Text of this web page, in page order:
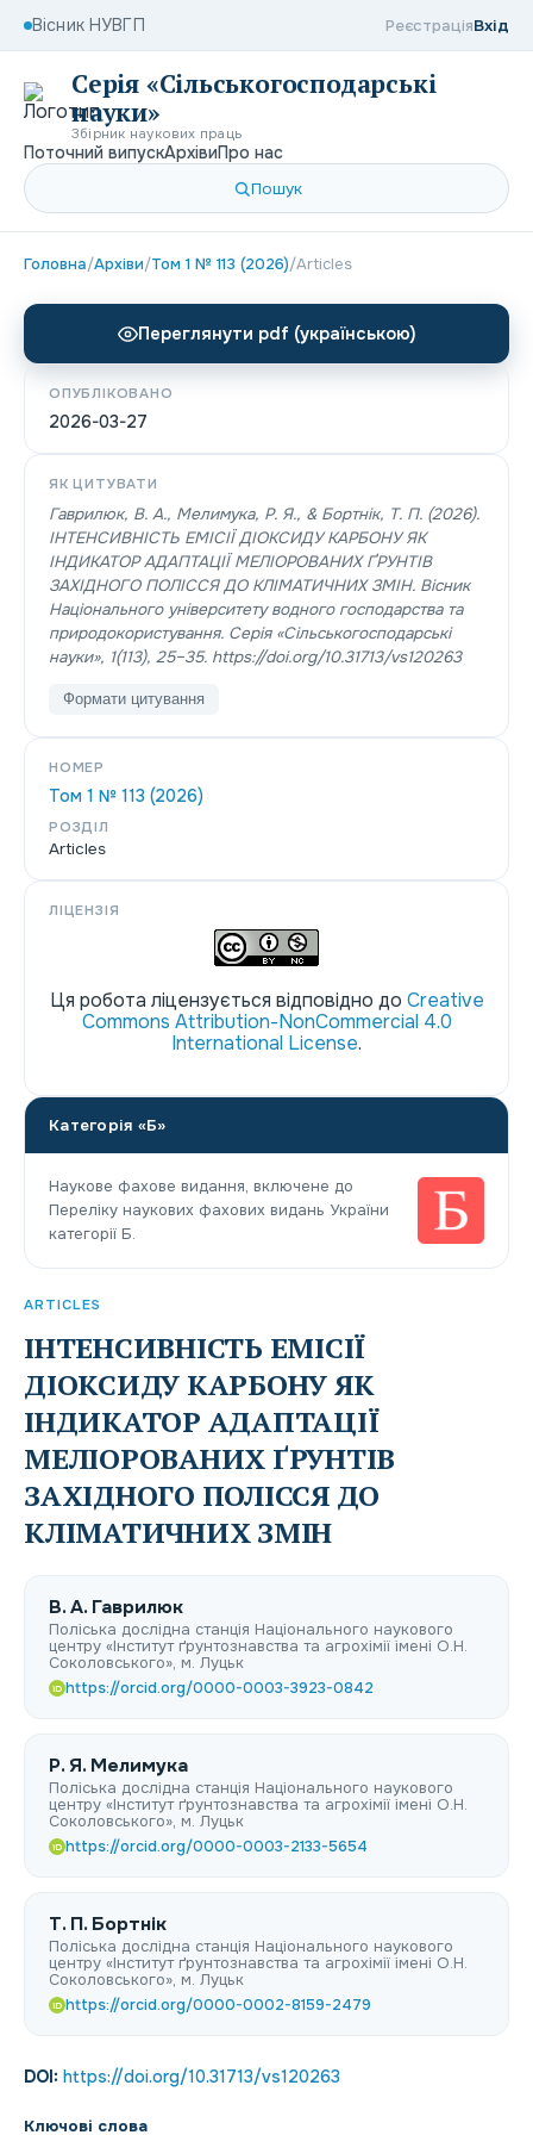
Вісник НУВГП РеєстраціяВхід
Серія «Сільськогосподарські
науки»
Збірник наукових праць
Поточний випускАрхівиПро нас
Пошук
Головна/Архіви/Том 1 № 113 (2026)/Articles
ARTICLES
ІНТЕНСИВНІСТЬ ЕМІСІЇ
ДІОКСИДУ КАРБОНУ ЯК
ІНДИКАТОР АДАПТАЦІЇ
МЕЛІОРОВАНИХ ҐРУНТІВ
ЗАХІДНОГО ПОЛІССЯ ДО
КЛІМАТИЧНИХ ЗМІН
В. А. Гаврилюк
Поліська дослідна станція Національного наукового
центру «Інститут ґрунтознавства та агрохімії імені О.Н.
Соколовського», м. Луцьк
iD https://orcid.org/0000-0003-3923-0842
Р. Я. Мелимука
Поліська дослідна станція Національного наукового
центру «Інститут ґрунтознавства та агрохімії імені О.Н.
Соколовського», м. Луцьк
iD https://orcid.org/0000-0003-2133-5654
Т. П. Бортнік
Поліська дослідна станція Національного наукового
центру «Інститут ґрунтознавства та агрохімії імені О.Н.
Соколовського», м. Луцьк
iD https://orcid.org/0000-0002-8159-2479
DOI: https://doi.org/10.31713/vs120263
Ключові слова
Переглянути pdf (українською)
ОПУБЛІКОВАНО
2026-03-27
ЯК ЦИТУВАТИ
Гаврилюк, В. А., Мелимука, Р. Я., & Бортнік, Т. П. (2026).
ІНТЕНСИВНІСТЬ ЕМІСІЇ ДІОКСИДУ КАРБОНУ ЯК
ІНДИКАТОР АДАПТАЦІЇ МЕЛІОРОВАНИХ ҐРУНТІВ
ЗАХІДНОГО ПОЛІССЯ ДО КЛІМАТИЧНИХ ЗМІН. Вісник
Національного університету водного господарства та
природокористування. Серія «Сільськогосподарські
науки», 1(113), 25–35. https://doi.org/10.31713/vs120263
Формати цитування
НОМЕР
Том 1 № 113 (2026)
РОЗДІЛ
Articles
ЛІЦЕНЗІЯ
Ця робота ліцензується відповідно до Creative
Commons Attribution-NonCommercial 4.0
International License.
Категорія «Б»
Наукове фахове видання, включене до
Переліку наукових фахових видань України
категорії Б.